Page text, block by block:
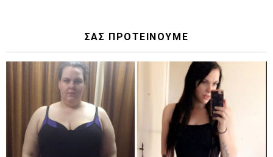
ΣΑΣ ΠΡΟΤΕΙΝΟΥΜΕ